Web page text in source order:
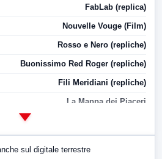
FabLab (replica)
Nouvelle Vouge (Film)
Rosso e Nero (repliche)
Buonissimo Red Roger (repliche)
Fili Meridiani (repliche)
La Mappa dei Piaceri
sul digitale terrestre